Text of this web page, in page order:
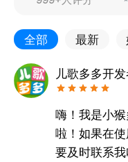
全部 最新
儿歌多多开
嗨！我是小
啦！如果在
要及时联系我